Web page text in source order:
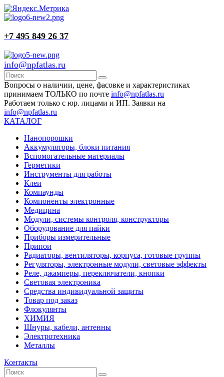
+7 495 849 26 37
info@npfatlas.ru
Вопросы о наличии, цене, фасовке и характеристиках
принимаем ТОЛЬКО по почте info@npfatlas.ru
Работаем только с юр. лицами и ИП. Заявки на
info@npfatlas.ru
КАТАЛОГ
Нанопорошки
Аккумуляторы, блоки питания
Вспомогательные материалы
Герметики
Инструменты для работы
Клеи
Компаунды
Компоненты электронные
Медицина
Модули, системы контроля, конструкторы
Оборудование для пайки
Приборы измерительные
Припои
Радиаторы, вентиляторы, корпуса, готовые группы
Регуляторы, электронные модули, световые эффекты
Реле, джамперы, переключатели, кнопки
Световая электроника
Средства индивидуальной защиты
Товар под заказ
Флокулянты
ХИМИЯ
Шнуры, кабели, антенны
Электротехника
Металлы
Контакты